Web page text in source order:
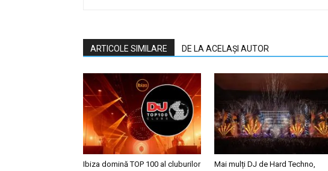
ARTICOLE SIMILARE DE LA ACELAȘI AUTOR
Ibiza domină TOP 100 al cluburilor
Mai mulți DJ de Hard Techno,